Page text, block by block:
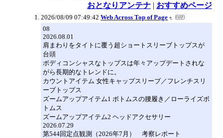
おとなりアンテナ| おすすめページ
2026/08/09 07:49:42 Web Across Top of Page
08
2026.08.01
肩まわりをタイトに覆う超ショートスリーブトップスが
台頭
ボディコンシャスなトップスは年々アップデートされな
がら長期的なトレンドに。
カウントアイテム 女性キャップスリーブ／フレンチスリ
ーブトップス
ズームアップアイテム1 ボトムスの腰履き／ローライズボ
トムス
ズームアップアイテム2 ヘッドアクセサリー
2026.07.29
第544回定点観測（2026年7月） 考察レポート